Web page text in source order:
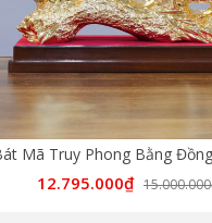
12.795.000₫